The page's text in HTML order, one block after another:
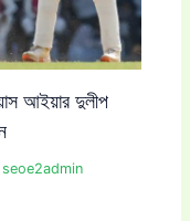
আইয়ার দুলীপ
seoe2admin